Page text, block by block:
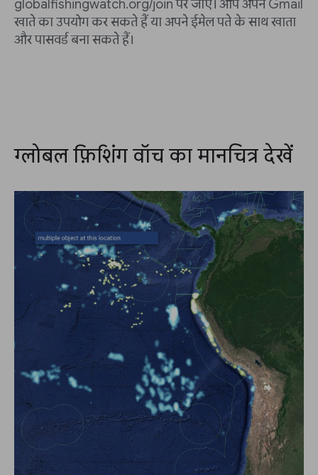
globalfishingwatch.org/join पर जाएँ। आप अपने Gmail
खाते का उपयोग कर सकते हैं या अपने ईमेल पते के साथ खाता
और पासवर्ड बना सकते हैं।
ग्लोबल फ़िशिंग वॉच का मानचित्र देखें